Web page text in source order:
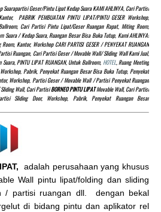
Geser/pintu Lipat Kedap Suara KAMI AHLINYA, Cari Partisi
PABRIK PEMBUATAN PINTU LIPAT/PINTU GESER Workshop,
Cari Partisi Pintu Lipat/Geser Ruangan Rapat, Miting Room,
/ Kedap Suara, Ruangan Besar Bisa Buka Tutup, Kami AHLINYA!
Kantor, Workshop CARI PARTISI GESER / PENYEKAT RUANGAN
Ruangan, Cari Partisi Geser / Movable Wall/ Sliding Wall Kami Jual,
PINTU LIPAT RUANGAN, Untuk Ballroom, HOTEL, Ruang Meeting
Pabrik, Penyekat Ruangan Besar Bisa Buka Tutup, Penyekat
Workshop, Partisi Geser / Movable Wall / Partisi Penyekat Ruangan
Sliding Wall, Cari PartisiBORNEO PINTU LIPATMovable Wall, Cari Partisi
Sliding Door, Workshop, Pabrik, Penyekat Ruangan Besar
adalah perusahaan yang khusus
Wall pintu lipat/folding dan sliding
/ partisi ruangan dll. dengan bekal
di bidang pintu dan aplikator rel